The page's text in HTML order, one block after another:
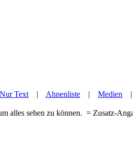
Nur Text| Ahnenliste | Medien
alles sehen zu können. = Zusatz-